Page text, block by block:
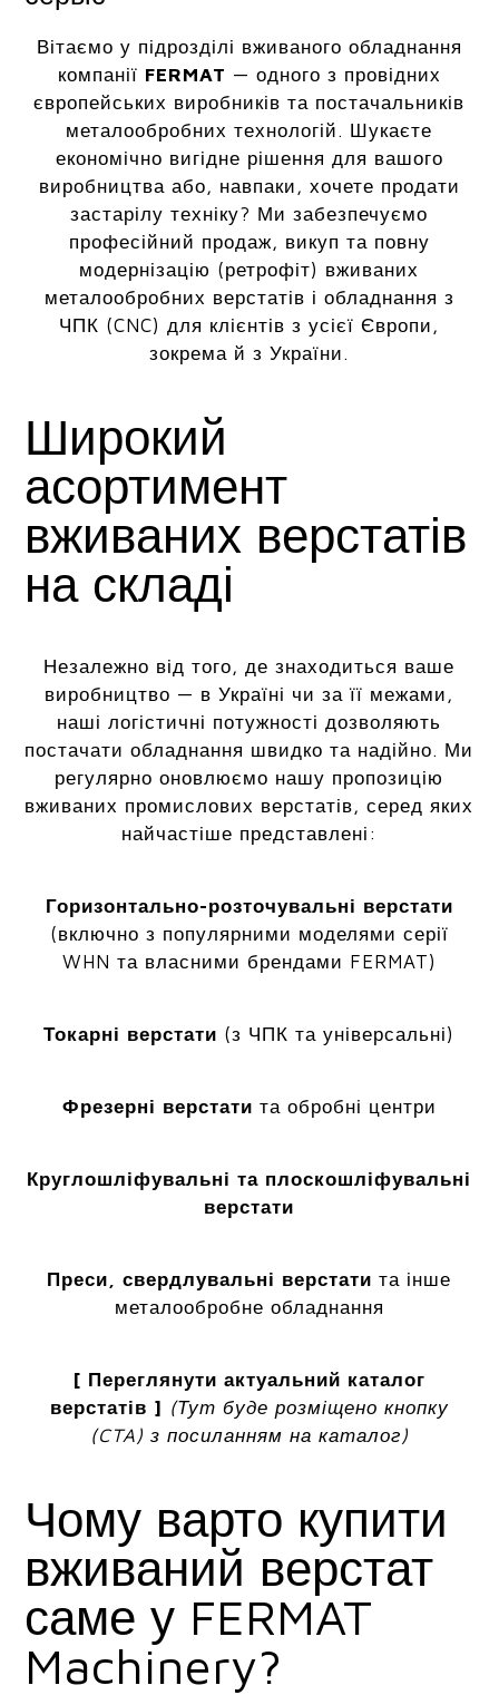
Вітаємо у підрозділі вживаного обладнання
компанії FERMAT — одного з провідних
європейських виробників та постачальників
металообробних технологій. Шукаєте
економічно вигідне рішення для вашого
виробництва або, навпаки, хочете продати
застарілу техніку? Ми забезпечуємо
професійний продаж, викуп та повну
модернізацію (ретрофіт) вживаних
металообробних верстатів і обладнання з
ЧПК (CNC) для клієнтів з усієї Європи,
зокрема й з України.
Широкий
асортимент
вживаних верстатів
на складі
Незалежно від того, де знаходиться ваше
виробництво — в Україні чи за її межами,
наші логістичні потужності дозволяють
постачати обладнання швидко та надійно. Ми
регулярно оновлюємо нашу пропозицію
вживаних промислових верстатів, серед яких
найчастіше представлені:
Горизонтально-розточувальні верстати
(включно з популярними моделями серії
WHN та власними брендами FERMAT)
Токарні верстати (з ЧПК та універсальні)
Фрезерні верстати та обробні центри
Круглошліфувальні та плоскошліфувальні
верстати
Преси, свердлувальні верстати та інше
металообробне обладнання
[ Переглянути актуальний каталог
верстатів ] (Тут буде розміщено кнопку
(CTA) з посиланням на каталог)
Чому варто купити
вживаний верстат
саме у FERMAT
Machinery?